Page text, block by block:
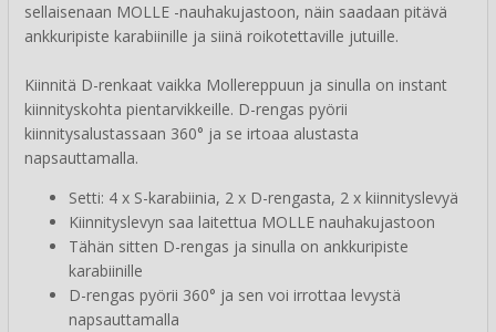
sellaisenaan MOLLE -nauhakujastoon, näin saadaan pitävä
ankkuripiste karabiinille ja siinä roikotettaville jutuille.
Kiinnitä D-renkaat vaikka Mollereppuun ja sinulla on instant
kiinnityskohta pientarvikkeille. D-rengas pyörii
kiinnitysalustassaan 360° ja se irtoaa alustasta
napsauttamalla.
Setti: 4 x S-karabiinia, 2 x D-rengasta, 2 x kiinnityslevyä
Kiinnityslevyn saa laitettua MOLLE nauhakujastoon
Tähän sitten D-rengas ja sinulla on ankkuripiste
karabiinille
D-rengas pyörii 360° ja sen voi irrottaa levystä
napsauttamalla